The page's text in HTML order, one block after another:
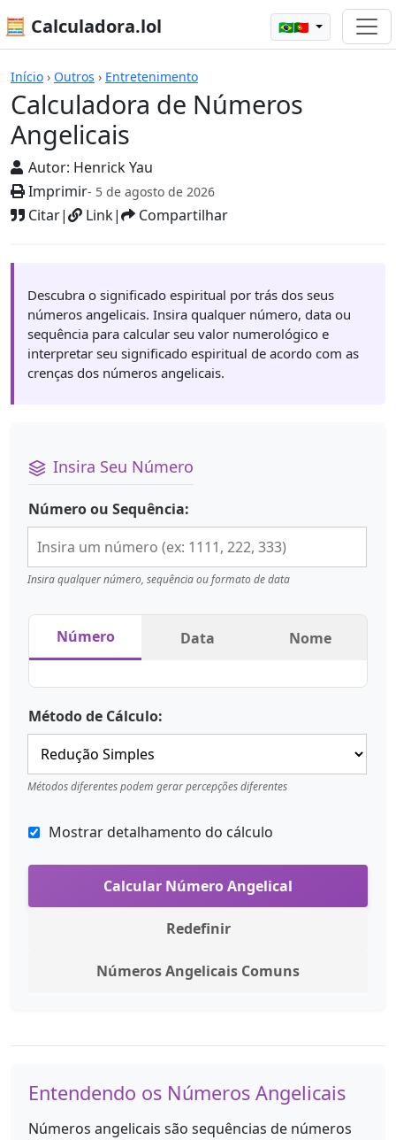
🧮 Calculadora.lol 🇧🇷🇵🇹
Início › Outros › Entretenimento
Calculadora de Números
Angelicais
Autor: Henrick Yau
Imprimir- 5 de agosto de 2026
Citar| Link| Compartilhar
Calculadoras
Descubra o significado espiritual por trás dos seus
números angelicais. Insira qualquer número, data ou
sequência para calcular seu valor numerológico e
interpretar seu significado espiritual de acordo com as
crenças dos números angelicais.
Insira Seu Número
Número ou Sequência:
Insira qualquer número, sequência ou formato de data
Número Data Nome
Método de Cálculo:
Métodos diferentes podem gerar percepções diferentes
Mostrar detalhamento do cálculo
Calcular Número Angelical
Redefinir
Números Angelicais Comuns
Entendendo os Números Angelicais
Números angelicais são sequências de números